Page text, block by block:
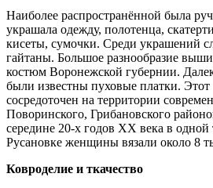
Наиболее распространённой была
украшала одежду, полотенца,
кисеты, сумочки. Среди украшений
гайтаны. Большое разнообразие
костюм Воронежской губернии.
были известны пуховые платки.
сосредоточен на территории
Поворинского, Грибановского
середине 20-х годов XX века в одной
Русановке женщины вязали около 8
Ковроделие и ткачество